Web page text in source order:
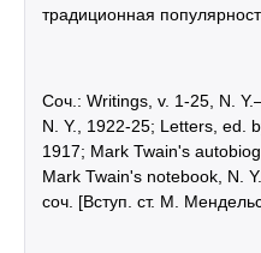
традиционная
Соч.: Writings, v. 1-25, N.
N. Y., 1922-25; Letters, ed.
1917; Mark Twain's
Mark Twain's notebook, N.
соч. [Вступ. ст. М.